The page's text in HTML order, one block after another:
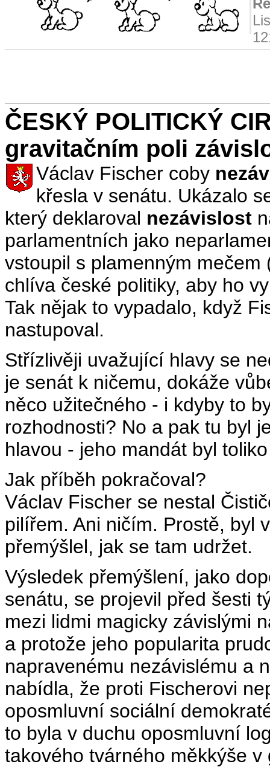
ČESKÝ POLITICKÝ
gravitačním poli
Václav Fischer coby
křesla v senátu. Ukázalo
který deklaroval nezávislost
parlamentních jako
vstoupil s plamenným
chlíva české politiky, aby ho
Tak nějak to vypadalo, když
nastupoval.
Střízlivěji uvažující hlavy se
je senát k ničemu, dokáže
něco užitečného - i kdyby to
rozhodnosti? No a pak tu byl
hlavou - jeho mandát byl
Jak příběh pokračoval?
Václav Fischer se nestal
pilířem. Ani ničím. Prostě, byl
přemýšlel, jak se tam udržet.
Výsledek přemýšlení, jako
senátu, se projevil před šesti
mezi lidmi magicky závislými
a protože jeho popularita
napravenému nezávislému a
nabídla, že proti Fischerovi
oposmluvní sociální
to byla v duchu oposmluvní
takového tvárného měkkýše